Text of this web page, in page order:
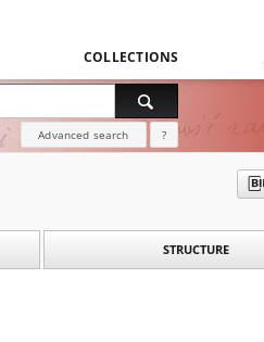
COLLECTIONS
Advanced search ?
STRUCTURE